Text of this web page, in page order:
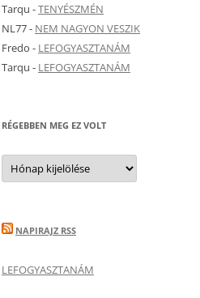
Tarqu -TENYÉSZMÉN
NL77- NEM NAGYON VESZIK
Fredo - LEFOGYASZTANÁM
Tarqu - LEFOGYASZTANÁM
RÉGEBBEN MEG EZ VOLT
Régebben
meg
ez
NAPIRAJZ RSS
LEFOGYASZTANÁM